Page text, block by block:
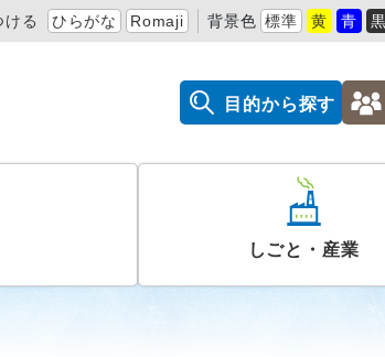
ける ひらがな Romaji 背景色 標準 黄 青
目的から探す
しごと・産業